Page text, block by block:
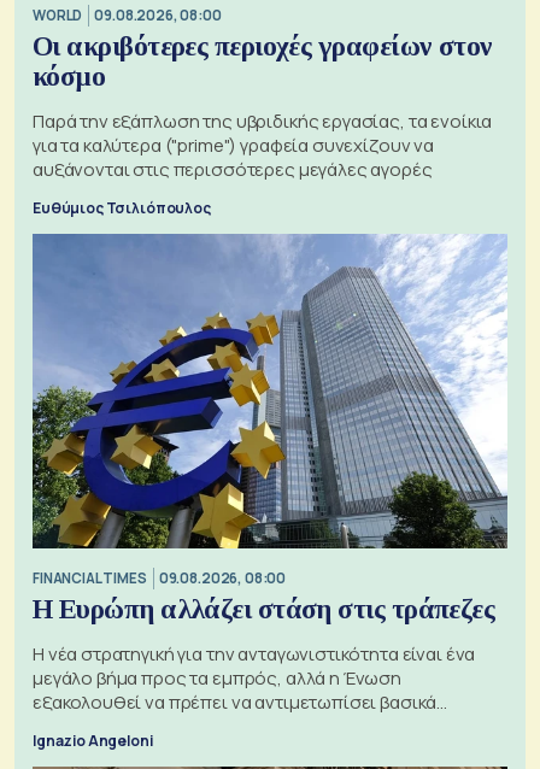
WORLD 09.08.2026, 08:00
Οι ακριβότερες περιοχές γραφείων στον
κόσμο
Παρά την εξάπλωση της υβριδικής εργασίας, τα ενοίκια
για τα καλύτερα ("prime") γραφεία συνεχίζουν να
αυξάνονται στις περισσότερες μεγάλες αγορές
Ευθύμιος Τσιλιόπουλος
FINANCIAL TIMES 09.08.2026, 08:00
Η Ευρώπη αλλάζει στάση στις τράπεζες
Η νέα στρατηγική για την ανταγωνιστικότητα είναι ένα
μεγάλο βήμα προς τα εμπρός, αλλά η Ένωση
εξακολουθεί να πρέπει να αντιμετωπίσει βασικά
Ignazio Angeloni